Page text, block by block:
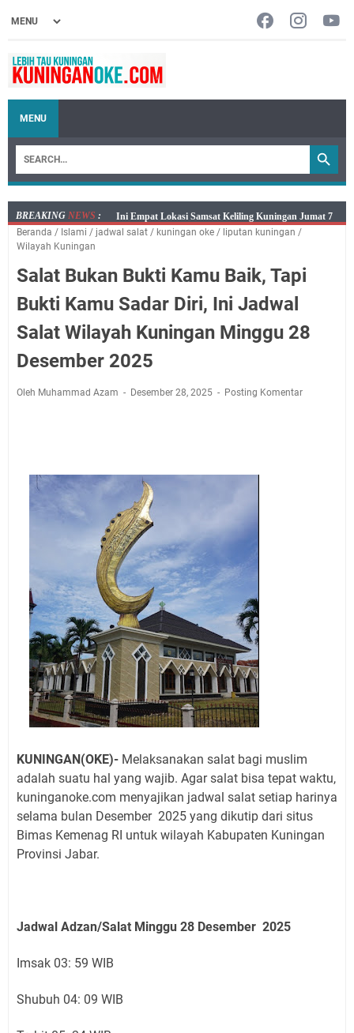
MENU
BREAKING NEWS :
Jumat 7 Agustus 2026 Mobil SIM Keliling Ada di
Kecamatan Sindangagung
Dicabut Dari Hidupmu, Kamu Akan Tetap Berjalan
Kelaparan Meskipun Memiliki Sekarung Penuh Uang
Salat Lima Waktu itu Bukan Cuma Kewajiban, Tapi
juga Tempat Beristirahat yang Paling Menenangkan, Ini
Jadwal Salat Wilayah Kuningan Jumat 7 Agustus 2026
Sangat Seru
Uniku Jadi Tuan Rumah Pendampingan Penyusunan
Dokumen SPMI
Sudahkah Kita Merdeka Dari Hawa Nafsu?
Info Sembako di Pasar Kepuh Kuningan Kamis 6
Agustus 2026, Daging Naik, Telur Turun
Agenda Kegiatan Bupati Kuningan Jumat 7 Agustus
2026 Ada Tiga, Tapi yang Bakal Dihadiri Hanya Satu
Ini Empat Lokasi Samsat Keliling Kuningan Jumat 7
Agustus 2026
Beranda / Islami / jadwal salat / kuningan oke / liputan kuningan /
Wilayah Kuningan
Salat Bukan Bukti Kamu Baik, Tapi
Bukti Kamu Sadar Diri, Ini Jadwal
Salat Wilayah Kuningan Minggu 28
Desember 2025
Oleh Muhammad Azam Desember 28, 2025 Posting Komentar
KUNINGAN(OKE)- Melaksanakan salat bagi muslim
adalah suatu hal yang wajib. Agar salat bisa tepat waktu,
kuninganoke.com menyajikan jadwal salat setiap harinya
selama bulan Desember 2025 yang dikutip dari situs
Bimas Kemenag RI untuk wilayah Kabupaten Kuningan
Provinsi Jabar.
Jadwal Adzan/Salat Minggu 28 Desember 2025
Imsak 03: 59 WIB
Shubuh 04: 09 WIB